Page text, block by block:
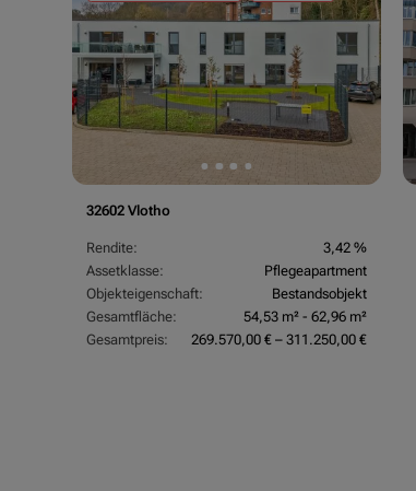
32602 Vlotho
Rendite:
3,42 %
Assetklasse:
Pflegeapartment
Objekteigenschaft:
Bestandsobjekt
Gesamtfläche:
54,53 m² - 62,96 m²
Gesamtpreis:
269.570,00 € – 311.250,00 €